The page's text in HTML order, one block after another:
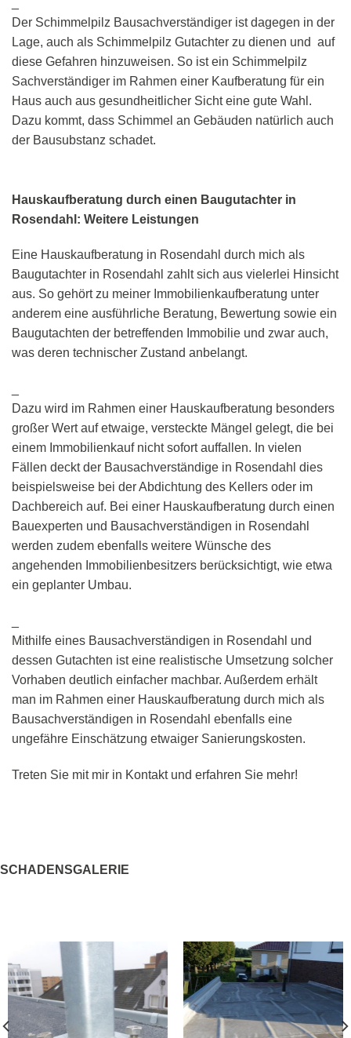
Der Schimmelpilz Bausachverständiger ist dagegen in der
Lage, auch als Schimmelpilz Gutachter zu dienen und auf
diese Gefahren hinzuweisen. So ist ein Schimmelpilz
Sachverständiger im Rahmen einer Kaufberatung für ein
Haus auch aus gesundheitlicher Sicht eine gute Wahl.
Dazu kommt, dass Schimmel an Gebäuden natürlich auch
der Bausubstanz schadet.
Hauskaufberatung durch einen Baugutachter in
Rosendahl: Weitere Leistungen
Eine Hauskaufberatung in Rosendahl durch mich als
Baugutachter in Rosendahl zahlt sich aus vielerlei Hinsicht
aus. So gehört zu meiner Immobilienkaufberatung unter
anderem eine ausführliche Beratung, Bewertung sowie ein
Baugutachten der betreffenden Immobilie und zwar auch,
was deren technischer Zustand anbelangt.
Dazu wird im Rahmen einer Hauskaufberatung besonders
großer Wert auf etwaige, versteckte Mängel gelegt, die bei
einem Immobilienkauf nicht sofort auffallen. In vielen
Fällen deckt der Bausachverständige in Rosendahl dies
beispielsweise bei der Abdichtung des Kellers oder im
Dachbereich auf. Bei einer Hauskaufberatung durch einen
Bauexperten und Bausachverständigen in Rosendahl
werden zudem ebenfalls weitere Wünsche des
angehenden Immobilienbesitzers berücksichtigt, wie etwa
ein geplanter Umbau.
Mithilfe eines Bausachverständigen in Rosendahl und
dessen Gutachten ist eine realistische Umsetzung solcher
Vorhaben deutlich einfacher machbar. Außerdem erhält
man im Rahmen einer Hauskaufberatung durch mich als
Bausachverständigen in Rosendahl ebenfalls eine
ungefähre Einschätzung etwaiger Sanierungskosten.
Treten Sie mit mir in Kontakt und erfahren Sie mehr!
SCHADENSGALERIE